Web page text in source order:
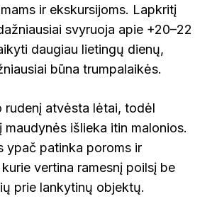
ir ekskursijoms. Lapkritį
svyruoja apie +20–22
daugiau lietingų dienų,
būna trumpalaikės.
rudenį atvėsta lėtai, todėl
maudynės išlieka itin malonios.
ypač patinka poroms ir
vertina ramesnį poilsį be
prie lankytinų objektų.